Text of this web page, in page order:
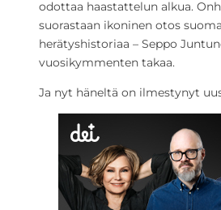
odottaa haastattelun alkua.
suorastaan ikoninen otos
herätyshistoriaa – Seppo
vuosikymmenten takaa.
Ja nyt häneltä on ilmestynyt